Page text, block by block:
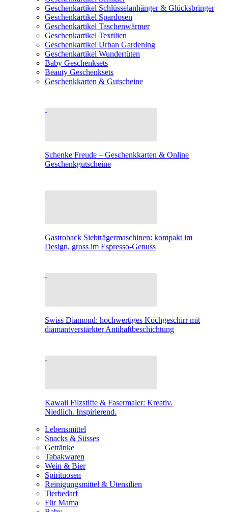
Geschenkartikel Schlüsselanhänger & Glücksbringer
Geschenkartikel Spardosen
Geschenkartikel Taschenwärmer
Geschenkartikel Textilien
Geschenkartikel Urban Gardening
Geschenkartikel Wundertüten
Baby Geschenksets
Beauty Geschenksets
Geschenkkarten & Gutscheine
Schenke Freude – Geschenkkarten & Online
Geschenkgutscheine
Gastroback Siebträgermaschinen: kompakt im
Design, gross im Espresso-Genuss
Swiss Diamond: hochwertiges Kochgeschirr mit
diamantverstärkter Antihaftbeschichtung
Kawaii Filzstifte & Fasermaler: Kreativ.
Niedlich. Inspirierend.
Lebensmittel
Snacks & Süsses
Getränke
Tabakwaren
Wein & Bier
Spirituosen
Reinigungsmittel & Utensilien
Tierbedarf
Für Mama